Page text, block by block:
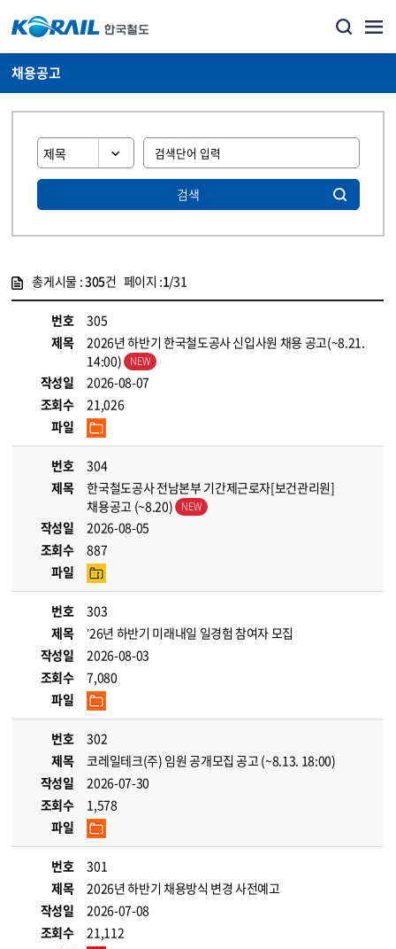
채용공고
검색
총게시물 :305건 페이지 :1/31
번호
305
제목
2026년 하반기 한국철도공사 신입사원 채용 공고(~8.21.
14:00)
작성일
2026-08-07
조회수
21,026
파일
번호
304
제목
한국철도공사 전남본부 기간제근로자[보건관리원]
채용공고 (~8.20)
작성일
2026-08-05
조회수
887
파일
번호
303
제목
’26년 하반기 미래내일 일경험 참여자 모집
작성일
2026-08-03
조회수
7,080
파일
번호
302
제목
코레일테크(주) 임원 공개모집 공고 (~8.13. 18:00)
작성일
2026-07-30
조회수
1,578
파일
번호
301
제목
2026년 하반기 채용방식 변경 사전예고
작성일
2026-07-08
조회수
21,112